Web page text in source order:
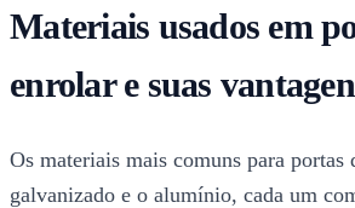
Materiais usados em
enrolar e suas
Os materiais mais comuns para portas
galvanizado e o alumínio, cada um